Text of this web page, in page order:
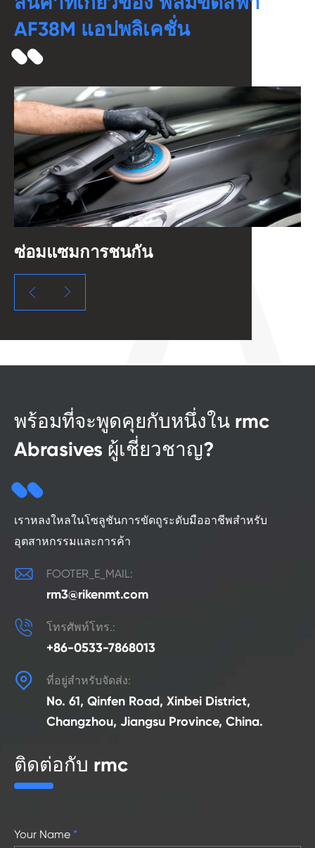
AF38M แอปพลิเคชั่น
ซ่อมแซมการชนกัน
 
พร้อมที่จะพูดคุยกับหนึ่งใน rmc
Abrasives ผู้เชี่ยวชาญ?
เราหลงใหลในโซลูชันการขัดถูระดับมืออาชีพสำหรับ
อุตสาหกรรมและการค้า
 FOOTER_E_MAIL:
rm3@rikenmt.com
 โทรศัพท์โทร.:
+86-0533-7868013
 ที่อยู่สำหรับจัดส่ง:
No. 61, Qinfen Road, Xinbei District,
Changzhou, Jiangsu Province, China.
ติดต่อกับ rmc
Your Name *